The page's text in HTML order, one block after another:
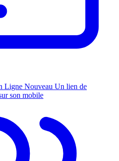
Ligne Nouveau Un lien de
son mobile